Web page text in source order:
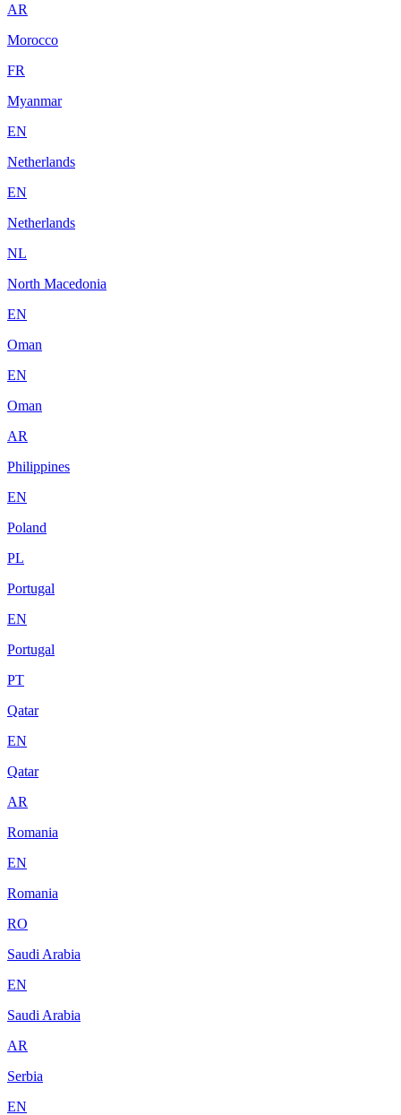
AR
Morocco
FR
Myanmar
EN
Netherlands
EN
Netherlands
NL
North Macedonia
EN
Oman
EN
Oman
AR
Philippines
EN
Poland
PL
Portugal
EN
Portugal
PT
Qatar
EN
Qatar
AR
Romania
EN
Romania
RO
Saudi Arabia
EN
Saudi Arabia
AR
Serbia
EN